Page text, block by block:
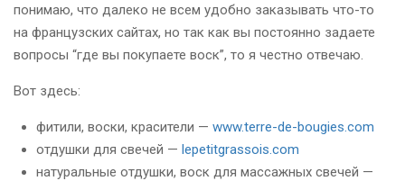
понимаю, что далеко не всем удобно заказывать что-то
на французских сайтах, но так как вы постоянно задаете
вопросы “где вы покупаете воск”, то я честно отвечаю.
Вот здесь:
фитили, воски, красители — www.terre-de-bougies.com
отдушки для свечей — lepetitgrassois.com
натуральные отдушки, воск для массажных свечей —